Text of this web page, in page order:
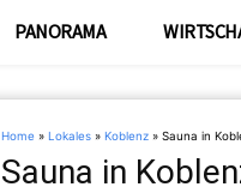
PANORAMA
Home » Lokales » Koblenz » Sauna in
Sauna in